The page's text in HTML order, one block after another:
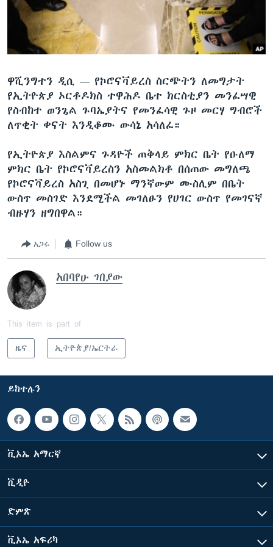
ቋንቋዎች
ዋሺንግተን ዲሲ — የኮሮናቫይረስ ስርጭትን ለመግታት
የኢትዮጵያ ኦርቶዶክስ ተዋሕዶ ቤተ ክርስቲያን መንፈሣዊ
የስብከተ ወንጌል ጉባኤያትና የመንፈሳዊ ጉዞ መርሃ ግብሮች
ለጥቂት ቀናት እንዲቆሙ ውሳኔ አሳለፈ።
የኢትዮጵያ እስልምና ጉዳዮች ጠቅላይ ምክር ቤት የዑለማ
ምክር ቤት የኮሮናቫይረስን አስመልክቶ በሰጠው መግለጫ
የኮሮናቫይረስ አስጊ በመሆኑ ማንኛውም ሙስሊም በቤት
ውስጥ መስገድ እንደሚችል መገለፁን የሀገር ውስጥ የመገናኛ
ብዙሃን ዘግበዋል።
አጋሩ Follow us
አበባየሁ ገበያው
This item is part of
ዜና ኢትዮጵያ/ኤርትራ
ይከተሉን
ቪኦኤ አማርኛ
ቪዲዮ
ድምጽ
ቪኦኤ አፍሪካ